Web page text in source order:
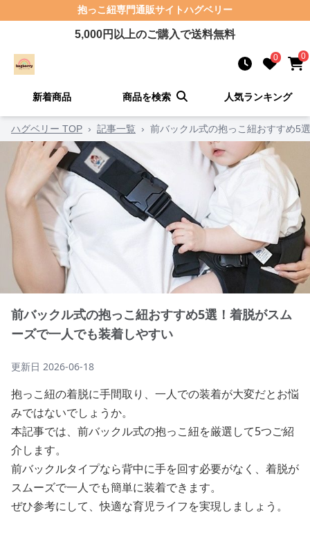
抱っこ紐専門通販サイトハグベリー
5,000円以上のご購入で送料無料
0 0
新着商品 商品を検索 人気ランキング
ハグベリー TOP › 記事一覧 › 前バックル式の抱っこ紐おすすめ5
前バックル式の抱っこ紐おすすめ5選！着脱がスム
ーズで一人でも装着しやすい
更新日 2026-06-18
抱っこ紐の着脱に手間取り、一人での装着が大変だとお悩
みではないでしょうか。
本記事では、前バックル式の抱っこ紐を厳選して5つご紹
介します。
前バックルタイプなら背中に手を回す必要がなく、着脱が
スムーズで一人でも簡単に装着できます。
ぜひ参考にして、快適な育児ライフを実現しましょう。